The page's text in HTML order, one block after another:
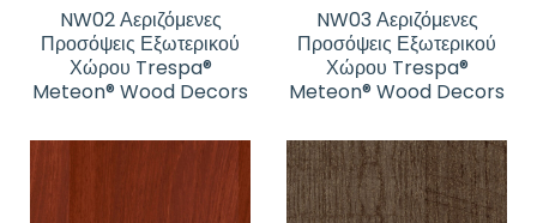
NW02 Αεριζόμενες
Προσόψεις Εξωτερικού
Χώρου Trespa®
Meteon® Wood Decors
NW03 Αεριζόμενες
Προσόψεις Εξωτερικού
Χώρου Trespa®
Meteon® Wood Decors